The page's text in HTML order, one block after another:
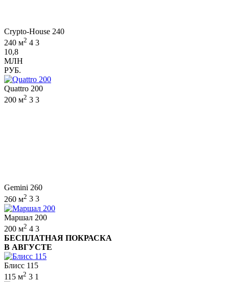
Crypto-House 240
240 м2 4 3
10,8
МЛН
РУБ.
Quattro 200
200 м2 3 3
Gemini 260
260 м2 3 3
Маршал 200
200 м2 4 3
БЕСПЛАТНАЯ ПОКРАСКА
В АВГУСТЕ
Блисс 115
115 м2 3 1